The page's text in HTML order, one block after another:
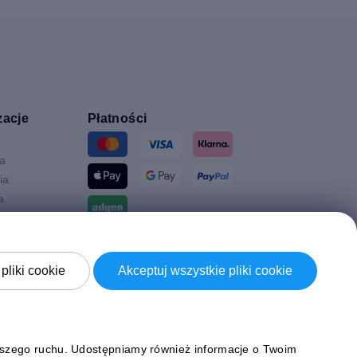
Płatności
Wysyłki z
cookie
Akceptuj wszystkie pliki cookie
ruchu. Udostępniamy również informacje o Twoim